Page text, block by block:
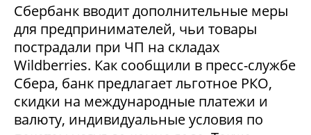
Сбербанк вводит дополнительные меры
для предпринимателей, чьи товары
пострадали при ЧП на складах
Wildberries. Как сообщили в пресс-службе
Сбера, банк предлагает льготное РКО,
скидки на международные платежи и
валюту, индивидуальные условия по